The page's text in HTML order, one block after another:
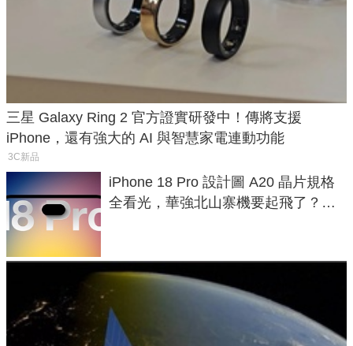
三星 Galaxy Ring 2 官方證實研發中！傳將支援
iPhone，還有強大的 AI 與智慧家電連動功能
3C新品
iPhone 18 Pro 設計圖 A20 晶片規格
全看光，華強北山寨機要起飛了？專